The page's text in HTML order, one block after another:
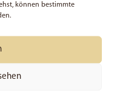
können bestimmte
mit
wählen
Dieses
weist